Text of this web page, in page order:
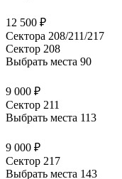
12 500 ₽
Сектора 208/211/217
Сектор 208
Выбрать места 90
9 000 ₽
Сектор 211
Выбрать места 113
9 000 ₽
Сектор 217
Выбрать места 143